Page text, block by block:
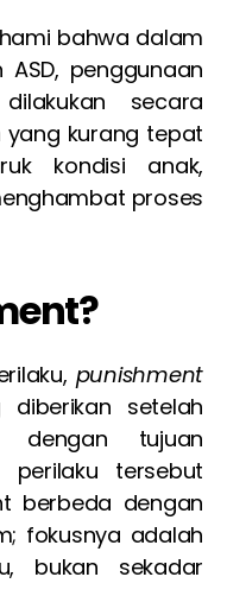
bahwa dalam
penggunaan
secara
yang kurang tepat
kondisi anak,
proses
punishment
diberikan setelah
dengan tujuan
perilaku tersebut
berbeda dengan
fokusnya adalah
bukan sekadar